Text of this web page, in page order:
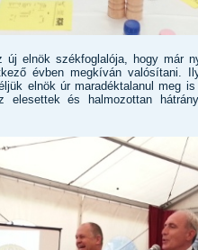
új elnök székfoglalója, hogy már
évben megkíván valósítani.
elnök úr maradéktalanul meg
és halmozottan